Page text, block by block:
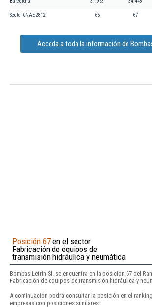
Barcelona 31.963 34.443
Sector CNAE 2812 65 67
Acceda a toda la información de
Posición 67 en el sector
Fabricación de equipos de
transmisión hidráulica y neumática
Bombas Letrin Sl. se encuentra en la posición 67 del
Fabricación de equipos de transmisión hidráulica y
A continuación podrá consultar la posición en el
empresas con posiciones similares: